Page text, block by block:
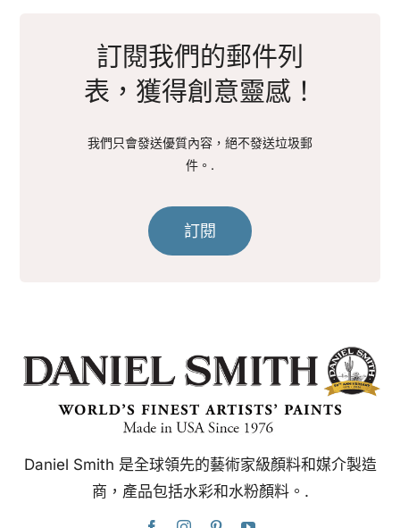
訂閱我們的郵件列
表，獲得創意靈感！
我們只會發送優質內容，絕不發送垃圾郵
件。.
訂閱
Daniel Smith 是全球領先的藝術家級顏料和媒介製造
商，產品包括水彩和水粉顏料。.